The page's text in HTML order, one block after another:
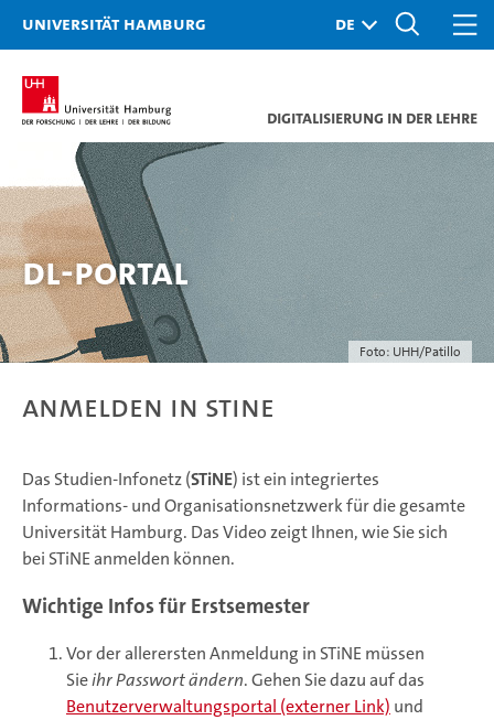
Universität Hamburg
Digitalisierung in der Lehre
Foto: UHH/Patillo
DL-Portal
Anmelden in STiNE
Das Studien-Infonetz (STiNE) ist ein integriertes
Informations- und Organisationsnetzwerk für die gesamte
Universität Hamburg. Das Video zeigt Ihnen, wie Sie sich
bei STiNE anmelden können.
Wichtige Infos für Erstsemester
Vor der allerersten Anmeldung in STiNE müssen
Sieihr Passwort ändern. Gehen Sie dazu auf das
Benutzerverwaltungsportal (externer Link) und